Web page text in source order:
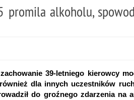
promila alkoholu,
39-letniego kierowcy
dla innych uczestników
do groźnego zdarzenia na